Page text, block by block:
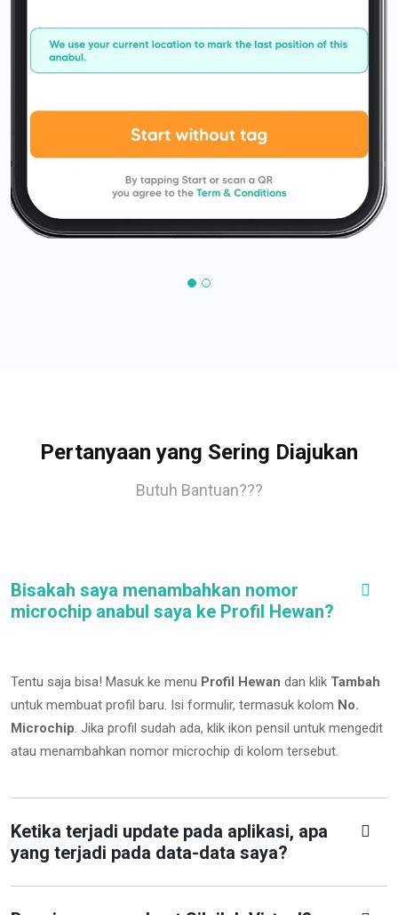
Pertanyaan yang Sering Diajukan
Butuh Bantuan???
Bisakah saya menambahkan nomor
microchip anabul saya ke Profil Hewan?
Tentu saja bisa! Masuk ke menu Profil Hewan dan klik Tambah
untuk membuat profil baru. Isi formulir, termasuk kolom No.
Microchip. Jika profil sudah ada, klik ikon pensil untuk mengedit
atau menambahkan nomor microchip di kolom tersebut.
Ketika terjadi update pada aplikasi, apa
yang terjadi pada data-data saya?